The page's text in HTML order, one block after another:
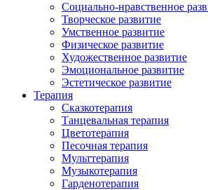
Социально-нравственное
Творческое развитие
Умственное развитие
Физическое развитие
Художественное развитие
Эмоциональное развитие
Эстетическое развитие
Терапия
Сказкотерапия
Танцевальная терапия
Цветотерапия
Песочная терапия
Мульттерапия
Музыкотерапия
Гарденотерапия